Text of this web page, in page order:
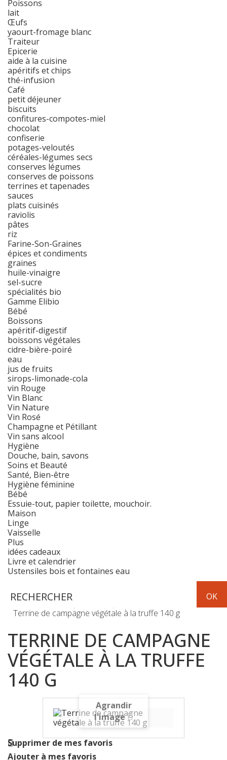
Poissons
lait
Œufs
yaourt-fromage blanc
Traiteur
Epicerie
aide à la cuisine
apéritifs et chips
thé-infusion
Café
petit déjeuner
biscuits
confitures-compotes-miel
chocolat
confiserie
potages-veloutés
céréales-légumes secs
conserves légumes
conserves de poissons
terrines et tapenades
sauces
plats cuisinés
raviolis
pâtes
riz
Farine-Son-Graines
épices et condiments
graines
huile-vinaigre
sel-sucre
spécialités bio
Gamme Elibio
Bébé
Boissons
apéritif-digestif
boissons végétales
cidre-bière-poiré
eau
jus de fruits
sirops-limonade-cola
vin Rouge
Vin Blanc
Vin Nature
Vin Rosé
Champagne et Pétillant
Vin sans alcool
Hygiène
Douche, bain, savons
Soins et Beauté
Santé, Bien-être
Hygiène féminine
Bébé
Essuie-tout, papier toilette, mouchoir.
Maison
Linge
Vaisselle
Plus
idées cadeaux
Livre et calendrier
Ustensiles bois et fontaines eau
Terrine de campagne végétale à la truffe 140 g
TERRINE DE CAMPAGNE
VÉGÉTALE À LA TRUFFE
140 G
Agrandir
l'image
Supprimer de mes favoris
Ajouter à mes favoris